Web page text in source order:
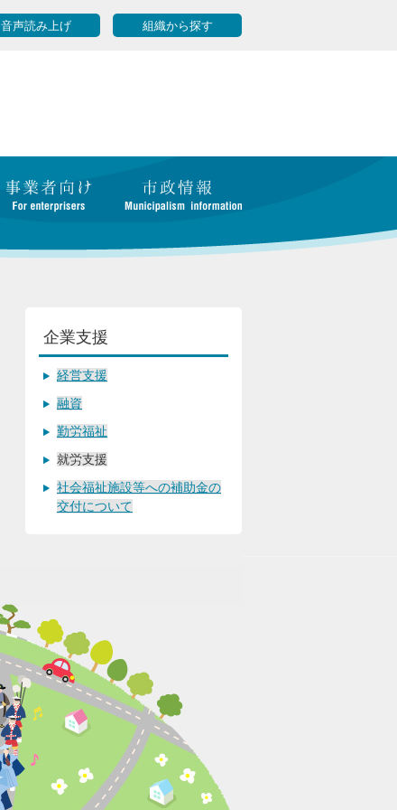
音声読み上げ 組織から探す
企業支援
経営支援
融資
勤労福祉
就労支援
社会福祉施設等への補助金の
交付について